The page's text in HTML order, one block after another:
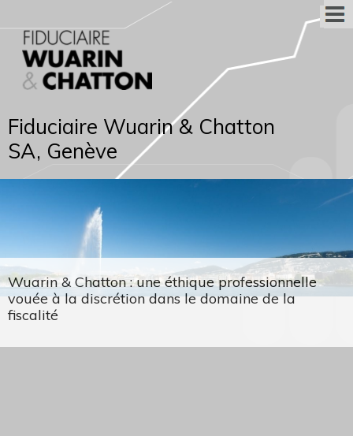
Fiduciaire Wuarin & Chatton
SA, Genève
Wuarin & Chatton : une éthique professionnelle
vouée à la discrétion dans le domaine de la
fiscalité